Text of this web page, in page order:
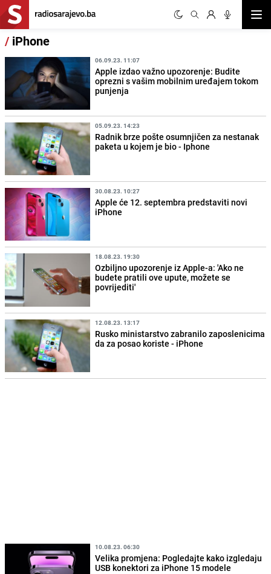
/ iPhone
06.09.23. 11:07
Apple izdao važno upozorenje: Budite
oprezni s vašim mobilnim uređajem tokom
punjenja
05.09.23. 14:23
Radnik brze pošte osumnjičen za nestanak
paketa u kojem je bio - Iphone
30.08.23. 10:27
Apple će 12. septembra predstaviti novi
iPhone
18.08.23. 19:30
Ozbiljno upozorenje iz Apple-a: 'Ako ne
budete pratili ove upute, možete se
povrijediti'
12.08.23. 13:17
Rusko ministarstvo zabranilo zaposlenicima
da za posao koriste - iPhone
10.08.23. 06:30
Velika promjena: Pogledajte kako izgledaju
USB konektori za iPhone 15 modele